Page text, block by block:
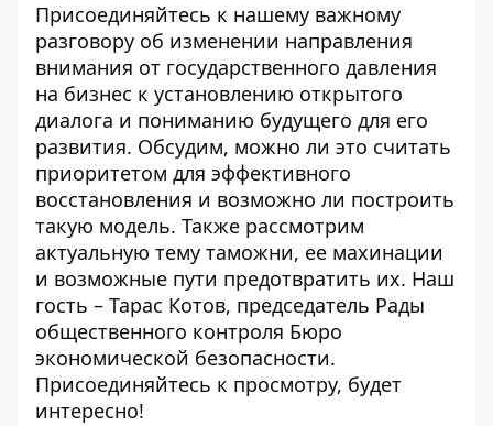
Присоединяйтесь к нашему важному
разговору об изменении направления
внимания от государственного давления
на бизнес к установлению открытого
диалога и пониманию будущего для его
развития. Обсудим, можно ли это считать
приоритетом для эффективного
восстановления и возможно ли построить
такую ​​модель. Также рассмотрим
актуальную тему таможни, ее махинации
и возможные пути предотвратить их. Наш
гость – Тарас Котов, председатель Рады
общественного контроля Бюро
экономической безопасности.
Присоединяйтесь к просмотру, будет
интересно!